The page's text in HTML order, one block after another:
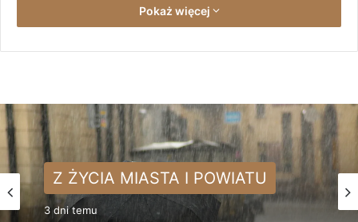
Jak mówi prezes OSP Strzałków Michał Olczyk czas
doszkalającymi z pierwszej pomocy przedmedycznej,
Pokaż więcej
Z ŻYCIA MIASTA I POWIATU
3 dni temu